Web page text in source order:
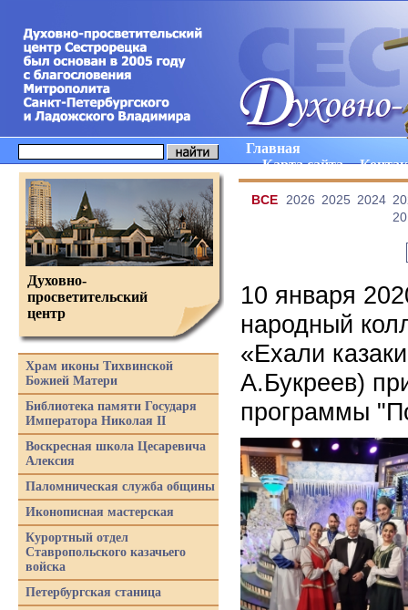
Главная
Карта сайта
ВCE 2026 2025 2024
10 января
народный
«Ехали
А.Букреев)
программы
Духовно-
просветительский
центр
Храм иконы Тихвинской
Божией Матери
Библиотека памяти Государя
Императора Николая II
Воскресная школа Цесаревича
Алексия
Паломническая служба общины
Иконописная мастерская
Курортный отдел
Ставропольского казачьего
войска
Петербургская станица